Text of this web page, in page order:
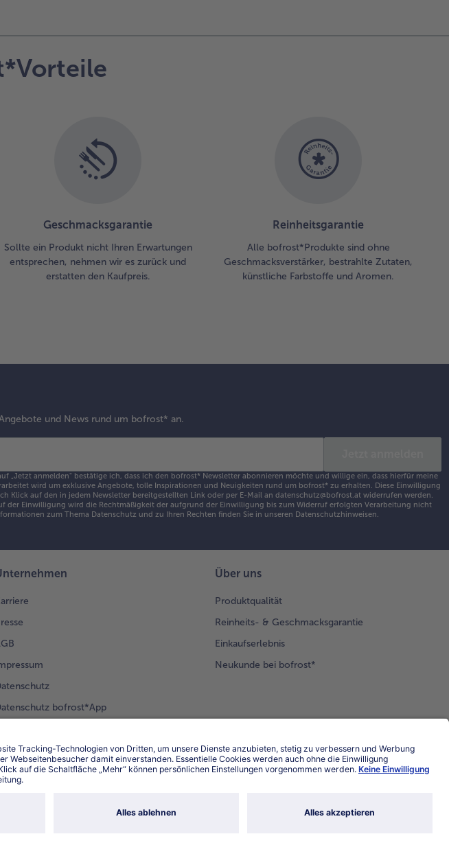
Geschmacksgarantie
Sollte ein Produkt nicht Ihren Erwartungen
entsprechen, nehmen wir es zurück und
erstatten den Kaufpreis.
Reinheitsgarantie
Alle bofrost*Produkte sind ohne
Geschmacksverstärker, bestrahlte Zutaten,
künstliche Farbstoffe und Aromen.
und News rund um bofrost* an.
„Jetzt anmelden" bestätige ich, dass ich den bofrost* Newsletter abonnieren möchte und willige ein, dass hierfür meine
wird um exklusive Angebote, tolle Inspirationen und Neuigkeiten rund um bofrost* zu erhalten. Diese Einwilligung
Klick auf den in jedem Newsletter bereitgestellten Link oder per E-Mail an datenschutz@bofrost.at widerrufen werden.
der Einwilligung wird die Rechtmäßigkeit der aufgrund der Einwilligung bis zum Widerruf erfolgten Verarbeitung nicht
zum Thema Datenschutz und zu Ihren Rechten finden Sie in unseren Datenschutzhinweisen.
bofrost*App
Über uns
Produktqualität
Reinheits- & Geschmacksgarantie
Einkaufserlebnis
Neukunde bei bofrost*